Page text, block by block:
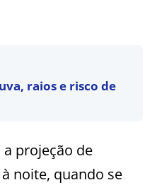
raios e risco de
projeção de
noite, quando se